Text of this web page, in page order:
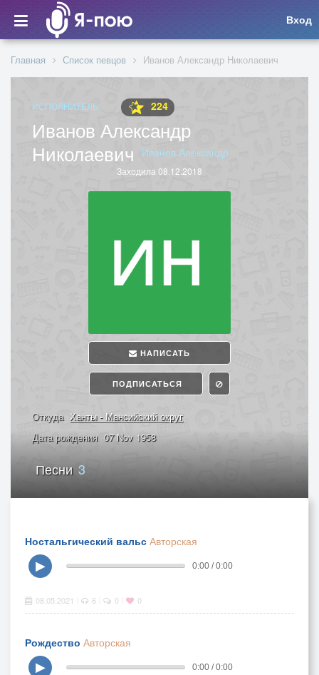
Вход
Главная Список певцов Иванов Александр Николаевич
ИСПОЛНИТЕЛЬ 224
Иванов Александр
Николаевич
Иванов Александр
Заходила 08.12.2018
НАПИСАТЬ
ПОДПИСАТЬСЯ
Откуда Ханты - Мансийский округ
Дата рождения 07 Nov 1958
Песни 3
Ностальгический вальс Авторская
▶
0:00 / 0:00
08.05.2021 6 0 0
Рождество Авторская
▶
0:00 / 0:00